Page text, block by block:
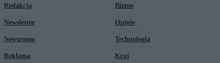
Redakcja
Newsletter
Newsroom
Reklama
Biznes
Opinie
Technologia
Kraj